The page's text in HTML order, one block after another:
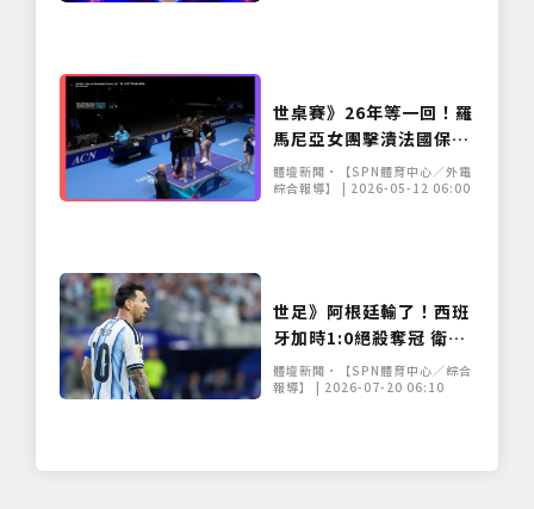
世桌賽》26年等一回！羅
馬尼亞女團擊潰法國保底
奪銅 激情「跳桌」慶祝惹
議
體壇新聞•【SPN體育中心／外電
綜合報導】 | 2026-05-12 06:00
世足》阿根廷輸了！西班
牙加時1:0絕殺奪冠 衛冕
軍少踢一人無力回天
體壇新聞•【SPN體育中心／綜合
報導】 | 2026-07-20 06:10